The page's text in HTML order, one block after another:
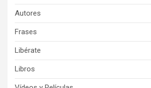
Autores
Frases
Libérate
Libros